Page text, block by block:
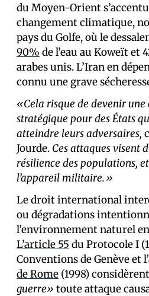
du Moyen-Orient
changement climatique,
pays du Golfe, où le
90% de l’eau au Koweït et
arabes unis. L’Iran en
connu une grave
«Cela risque de devenir une
stratégique pour des États
atteindre leurs adversaires,
Jourde. Ces attaques visent
résilience des populations,
l’appareil militaire.»
Le droit international
ou dégradations
l’environnement naturel
L’article 55 du Protocole I
Conventions de Genève et
de Rome (1998)
guerre» toute attaque